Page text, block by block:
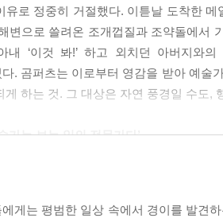
유로 정중히 거절했다. 이튿날 도착한
변으로 쓸려온 조개껍질과 조약돌에서
내 ‘이것 봐!’ 하고 외치던 아버지와
. 곰퍼츠는 이로부터 영감을 받아 예술
게 하는 것. 그 대상은 자연 풍경일 수도,
가는 보는 일의 전문가다’
호크니에서부터 이야기는 시작된다. 호
게는 평범한 일상 속에서 경이를 발견